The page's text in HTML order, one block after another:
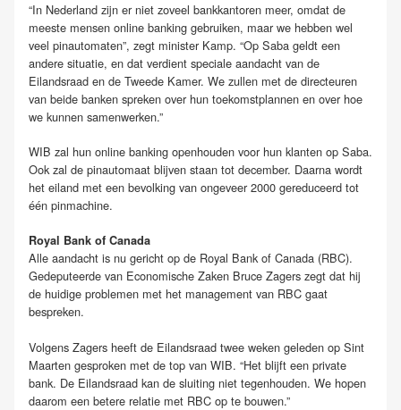
“In Nederland zijn er niet zoveel bankkantoren meer, omdat de
meeste mensen online banking gebruiken, maar we hebben wel
veel pinautomaten”, zegt minister Kamp. “Op Saba geldt een
andere situatie, en dat verdient speciale aandacht van de
Eilandsraad en de Tweede Kamer. We zullen met de directeuren
van beide banken spreken over hun toekomstplannen en over hoe
we kunnen samenwerken.”
WIB zal hun online banking openhouden voor hun klanten op Saba.
Ook zal de pinautomaat blijven staan tot december. Daarna wordt
het eiland met een bevolking van ongeveer 2000 gereduceerd tot
één pinmachine.
Royal Bank of Canada
Alle aandacht is nu gericht op de Royal Bank of Canada (RBC).
Gedeputeerde van Economische Zaken Bruce Zagers zegt dat hij
de huidige problemen met het management van RBC gaat
bespreken.
Volgens Zagers heeft de Eilandsraad twee weken geleden op Sint
Maarten gesproken met de top van WIB. “Het blijft een private
bank. De Eilandsraad kan de sluiting niet tegenhouden. We hopen
daarom een betere relatie met RBC op te bouwen.”